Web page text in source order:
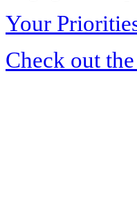
Your
Check out